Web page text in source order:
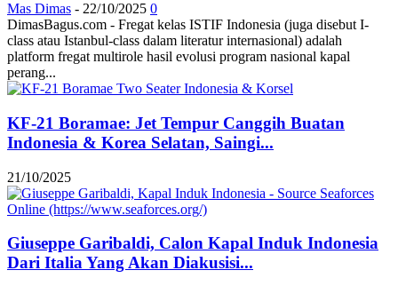
Mas Dimas - 22/10/2025 0
DimasBagus.com - Fregat kelas ISTIF Indonesia (juga disebut I-
class atau Istanbul-class dalam literatur internasional) adalah
platform fregat multirole hasil evolusi program nasional kapal
perang...
KF-21 Boramae: Jet Tempur Canggih Buatan
Indonesia & Korea Selatan, Saingi...
21/10/2025
Giuseppe Garibaldi, Calon Kapal Induk Indonesia
Dari Italia Yang Akan Diakusisi...